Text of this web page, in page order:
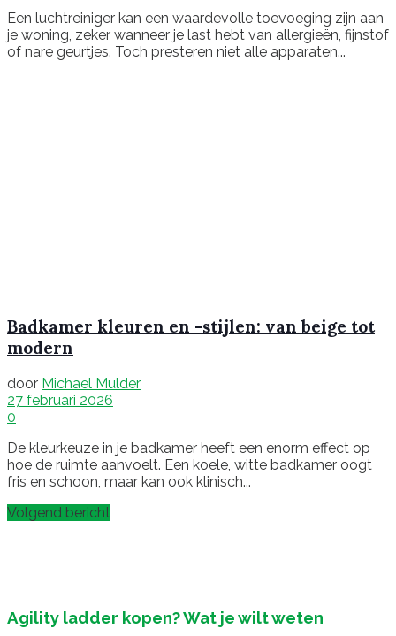
Een luchtreiniger kan een waardevolle toevoeging zijn aan
je woning, zeker wanneer je last hebt van allergieën, fijnstof
of nare geurtjes. Toch presteren niet alle apparaten...
Badkamer kleuren en -stijlen: van beige tot
modern
door Michael Mulder
27 februari 2026
0
De kleurkeuze in je badkamer heeft een enorm effect op
hoe de ruimte aanvoelt. Een koele, witte badkamer oogt
fris en schoon, maar kan ook klinisch...
Volgend bericht
Agility ladder kopen? Wat je wilt weten